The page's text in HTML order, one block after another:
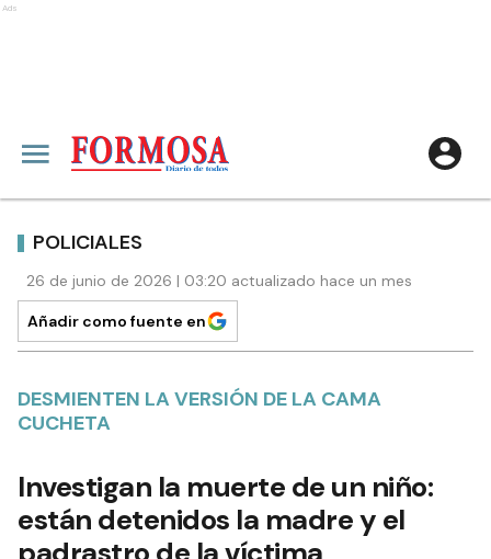
Ads
POLICIALES
26 de junio de 2026 | 03:20 actualizado hace un mes
Añadir como fuente en
DESMIENTEN LA VERSIÓN DE LA CAMA
CUCHETA
Investigan la muerte de un niño:
están detenidos la madre y el